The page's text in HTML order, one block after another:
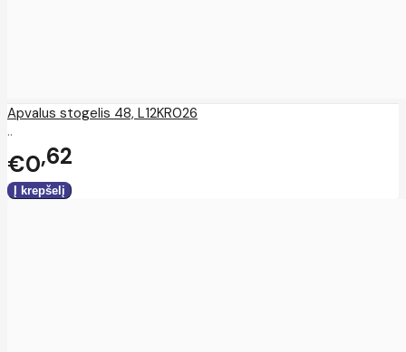
Apvalus stogelis 48, L12KR026
..
€0 62